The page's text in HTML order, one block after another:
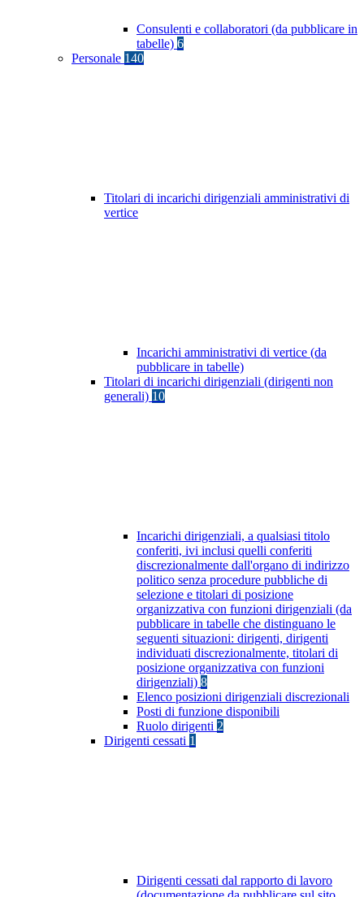
Consulenti e collaboratori (da pubblicare in
tabelle) 6
Personale 140
Titolari di incarichi dirigenziali amministrativi di
vertice
Incarichi amministrativi di vertice (da
pubblicare in tabelle)
Titolari di incarichi dirigenziali (dirigenti non
generali) 10
Incarichi dirigenziali, a qualsiasi titolo
conferiti, ivi inclusi quelli conferiti
discrezionalmente dall'organo di indirizzo
politico senza procedure pubbliche di
selezione e titolari di posizione
organizzativa con funzioni dirigenziali (da
pubblicare in tabelle che distinguano le
seguenti situazioni: dirigenti, dirigenti
individuati discrezionalmente, titolari di
posizione organizzativa con funzioni
dirigenziali) 8
Elenco posizioni dirigenziali discrezionali
Posti di funzione disponibili
Ruolo dirigenti 2
Dirigenti cessati 1
Dirigenti cessati dal rapporto di lavoro